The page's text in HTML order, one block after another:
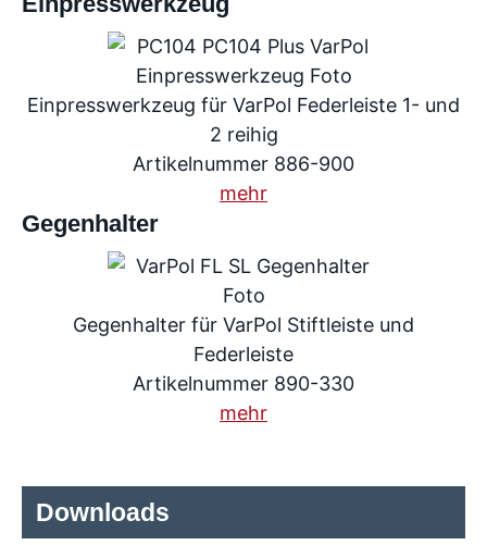
Einpresswerkzeug für VarPol Federleiste 1- und
2 reihig
Artikelnummer 886-900
mehr
Gegenhalter
Gegenhalter für VarPol Stiftleiste und
Federleiste
Artikelnummer 890-330
mehr
Downloads